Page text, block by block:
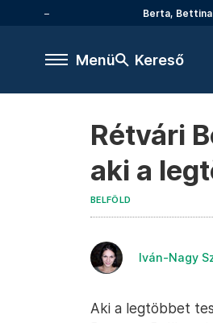
Berta, Bettina
Menü Kereső
Rétvári
aki a
BELFÖLD
Iván-Nagy
Aki a legtöbbet